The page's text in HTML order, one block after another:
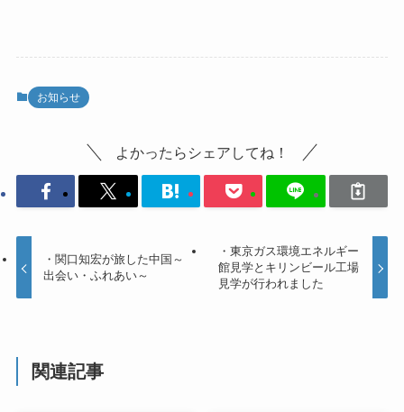
お知らせ
よかったらシェアしてね！
・関口知宏が旅した中国～
出会い・ふれあい～
・東京ガス環境エネルギー
館見学とキリンビール工場
見学が行われました
関連記事